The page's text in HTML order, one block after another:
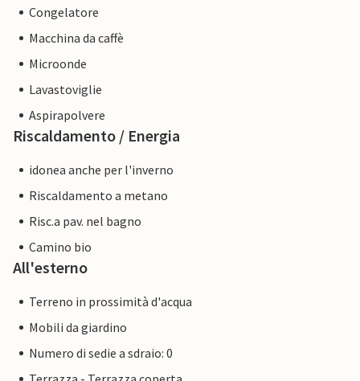
Congelatore
Macchina da caffè
Microonde
Lavastoviglie
Aspirapolvere
Riscaldamento / Energia
idonea anche per l'inverno
Riscaldamento a metano
Risc.a pav. nel bagno
Camino bio
All'esterno
Terreno in prossimità d'acqua
Mobili da giardino
Numero di sedie a sdraio: 0